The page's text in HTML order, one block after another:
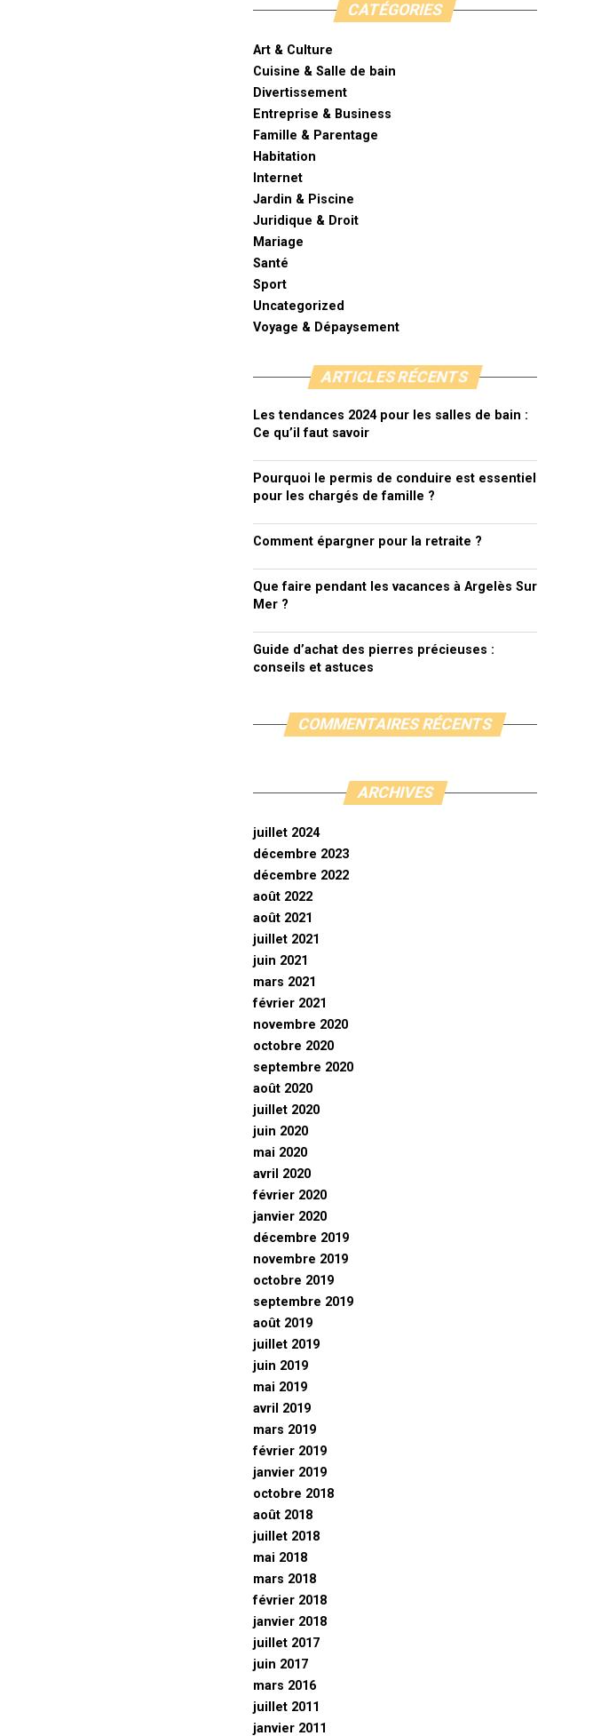
CATÉGORIES
Art & Culture
Cuisine & Salle de bain
Divertissement
Entreprise & Business
Famille & Parentage
Habitation
Internet
Jardin & Piscine
Juridique & Droit
Mariage
Santé
Sport
Uncategorized
Voyage & Dépaysement
ARTICLES RÉCENTS
Les tendances 2024 pour les salles de bain :
Ce qu’il faut savoir
Pourquoi le permis de conduire est essentiel
pour les chargés de famille ?
Comment épargner pour la retraite ?
Que faire pendant les vacances à Argelès Sur
Mer ?
Guide d’achat des pierres précieuses :
conseils et astuces
COMMENTAIRES RÉCENTS
ARCHIVES
juillet 2024
décembre 2023
décembre 2022
août 2022
août 2021
juillet 2021
juin 2021
mars 2021
février 2021
novembre 2020
octobre 2020
septembre 2020
août 2020
juillet 2020
juin 2020
mai 2020
avril 2020
février 2020
janvier 2020
décembre 2019
novembre 2019
octobre 2019
septembre 2019
août 2019
juillet 2019
juin 2019
mai 2019
avril 2019
mars 2019
février 2019
janvier 2019
octobre 2018
août 2018
juillet 2018
mai 2018
mars 2018
février 2018
janvier 2018
juillet 2017
juin 2017
mars 2016
juillet 2011
janvier 2011